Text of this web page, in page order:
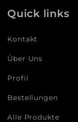
Quick links
Kontakt
Über Uns
Profil
Bestellungen
Alle Produkte